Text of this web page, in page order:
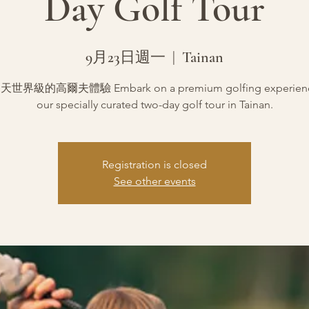
9月23日週一 Tainan
世界級的高爾夫體驗 Embark on a premium golfing
our specially curated two-day golf tour in Tainan.
Registration is closed
See other events